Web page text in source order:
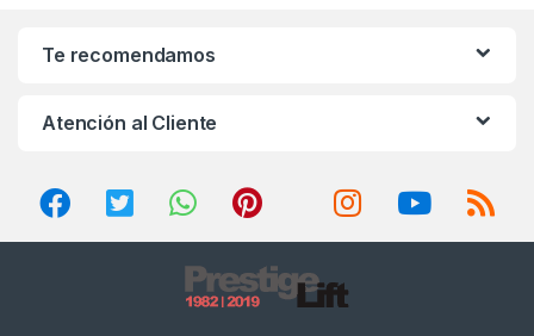
a
Te recomendamos
Atención al Cliente